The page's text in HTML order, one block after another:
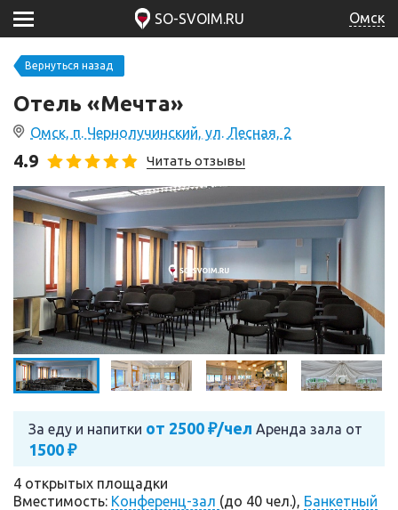
SO-SVOIM.RU Омск
Вернуться назад
Отель «Мечта»
Омск, п. Чернолучинский, ул. Лесная, 2
4.9 Читать отзывы
За еду и напитки от 2500 ₽/чел Аренда зала от
1500 ₽
4 открытых площадки
Вместимость: Конференц-зал (до 40 чел.), Банкетный